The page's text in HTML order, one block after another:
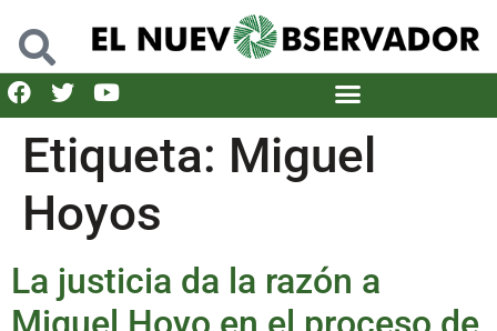
Etiqueta: Miguel
Hoyos
La justicia da la razón a